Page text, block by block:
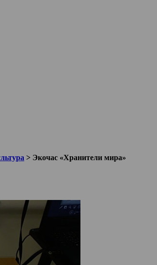
> Экочас «Хранители мира»